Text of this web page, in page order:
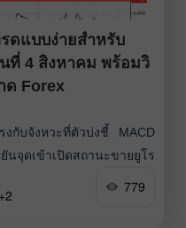
ดแบบง่ายสำหรับ
ที่ 4 สิงหาคม พร้อมวิ
ด Forex
กับจังหวะที่ตัวบ่งชี้ MACD
นจุดเข้าเปิดสถานะขายยูโร
ะมาณ 15 จุด (pips) แม้ยูโร
รกจากรายงาน PMI ภาค
779